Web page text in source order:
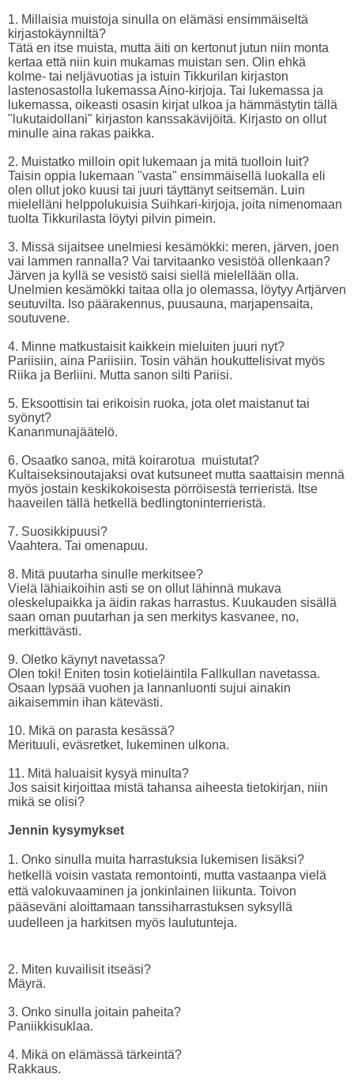
1. Millaisia muistoja sinulla on elämäsi ensimmäiseltä
kirjastokäynniltä?
Tätä en itse muista, mutta äiti on kertonut jutun niin monta
kertaa että niin kuin mukamas muistan sen. Olin ehkä
kolme- tai neljävuotias ja istuin Tikkurilan kirjaston
lastenosastolla lukemassa Aino-kirjoja. Tai lukemassa ja
lukemassa, oikeasti osasin kirjat ulkoa ja hämmästytin tällä
"lukutaidollani" kirjaston kanssakävijöitä. Kirjasto on ollut
minulle aina rakas paikka.
2. Muistatko milloin opit lukemaan ja mitä tuolloin luit?
Taisin oppia lukemaan "vasta" ensimmäisellä luokalla eli
olen ollut joko kuusi tai juuri täyttänyt seitsemän. Luin
mielelläni helppolukuisia Suihkari-kirjoja, joita nimenomaan
tuolta Tikkurilasta löytyi pilvin pimein.
3. Missä sijaitsee unelmiesi kesämökki: meren, järven, joen
vai lammen rannalla? Vai tarvitaanko vesistöä ollenkaan?
Järven ja kyllä se vesistö saisi siellä mielellään olla.
Unelmien kesämökki taitaa olla jo olemassa, löytyy Artjärven
seutuvilta. Iso päärakennus, puusauna, marjapensaita,
soutuvene.
4. Minne matkustaisit kaikkein mieluiten juuri nyt?
Pariisiin, aina Pariisiin. Tosin vähän houkuttelisivat myös
Riika ja Berliini. Mutta sanon silti Pariisi.
5. Eksoottisin tai erikoisin ruoka, jota olet maistanut tai
syönyt?
Kananmunajäätelö.
6. Osaatko sanoa, mitä koirarotua muistutat?
Kultaiseksinoutajaksi ovat kutsuneet mutta saattaisin mennä
myös jostain keskikokoisesta pörröisestä terrieristä. Itse
haaveilen tällä hetkellä bedlingtoninterrieristä.
7. Suosikkipuusi?
Vaahtera. Tai omenapuu.
8. Mitä puutarha sinulle merkitsee?
Vielä lähiaikoihin asti se on ollut lähinnä mukava
oleskelupaikka ja äidin rakas harrastus. Kuukauden sisällä
saan oman puutarhan ja sen merkitys kasvanee, no,
merkittävästi.
9. Oletko käynyt navetassa?
Olen toki! Eniten tosin kotieläintila Fallkullan navetassa.
Osaan lypsää vuohen ja lannanluonti sujui ainakin
aikaisemmin ihan kätevästi.
10. Mikä on parasta kesässä?
Merituuli, eväsretket, lukeminen ulkona.
11. Mitä haluaisit kysyä minulta?
Jos saisit kirjoittaa mistä tahansa aiheesta tietokirjan, niin
mikä se olisi?
Jennin kysymykset
1. Onko sinulla muita harrastuksia lukemisen lisäksi?
hetkellä voisin vastata remontointi, mutta vastaanpa vielä
että valokuvaaminen ja jonkinlainen liikunta. Toivon
pääseväni aloittamaan tanssiharrastuksen syksyllä
uudelleen ja harkitsen myös laulutunteja.
2. Miten kuvailisit itseäsi?
Mäyrä.
3. Onko sinulla joitain paheita?
Paniikkisuklaa.
4. Mikä on elämässä tärkeintä?
Rakkaus.